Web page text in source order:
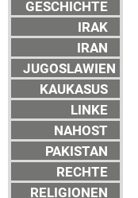
GESCHICHTE
IRAK
IRAN
JUGOSLAWIEN
KAUKASUS
LINKE
NAHOST
PAKISTAN
RECHTE
RELIGIONEN